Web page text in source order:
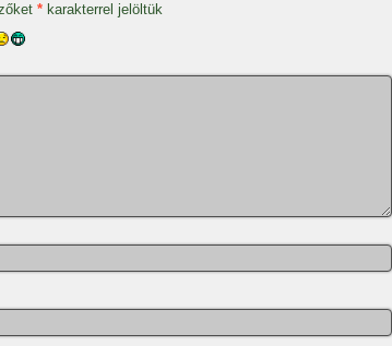
* karakterrel jelöltük